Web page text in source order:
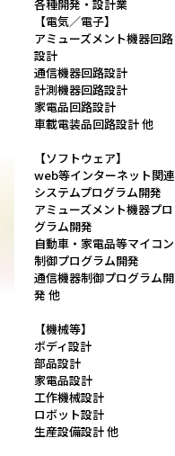
各種開発・設計業
【電気／電子】
アミューズメント機器回路
設計
通信機器回路設計
計測機器回路設計
家電品回路設計
車載電装品回路設計 他
【ソフトウェア】
web等インターネット関連
システムプログラム開発
アミューズメント機器プロ
グラム開発
自動車・家電品等マイコン
制御プログラム開発
通信機器制御プログラム開
発 他
【機械等】
ボディ設計
部品設計
家電品設計
工作機械設計
ロボット設計
生産設備設計 他